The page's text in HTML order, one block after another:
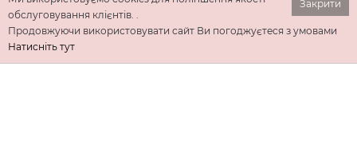
Закрити
обслуговування клієнтів. .
Продовжуючи використовувати сайт Ви погоджуєтеся з умовами
Натисніть тут